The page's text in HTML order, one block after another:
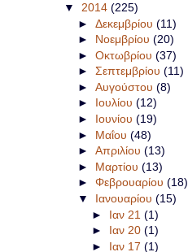
▼ 2014 (225)
► Δεκεμβρίου (11)
► Νοεμβρίου (20)
► Οκτωβρίου (37)
► Σεπτεμβρίου (11)
► Αυγούστου (8)
► Ιουλίου (12)
► Ιουνίου (19)
► Μαΐου (48)
► Απριλίου (13)
► Μαρτίου (13)
► Φεβρουαρίου (18)
▼ Ιανουαρίου (15)
► Ιαν 21(1)
► Ιαν 20(1)
► Ιαν 17(1)